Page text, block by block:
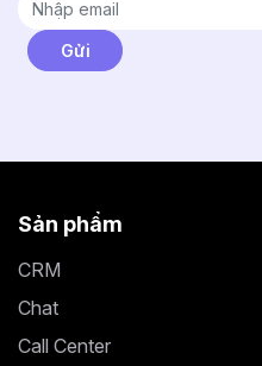
Sản phẩm
CRM
Chat
Call Center